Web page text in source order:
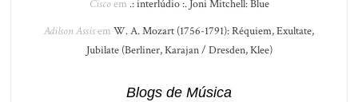
Ciscoem .: interlúdio :. Joni Mitchell: Blue
Adilson Assisem W. A. Mozart (1756-1791): Réquiem, Exultate,
Jubilate (Berliner, Karajan / Dresden, Klee)
Blogs de Música